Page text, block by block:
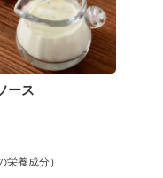
ース
栄養成分）